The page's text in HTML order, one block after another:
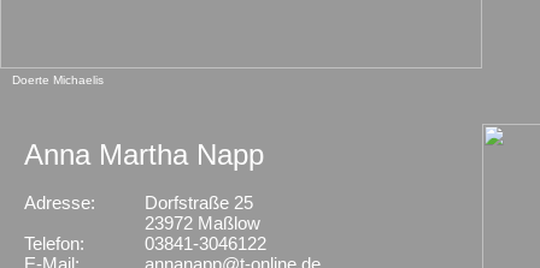
Doerte Michaelis
Anna Martha Napp
Adresse:
Telefon:
E-Mail:
Dorfstraße 25
23972 Maßlow
03841-3046122
annanapp@t-online.de